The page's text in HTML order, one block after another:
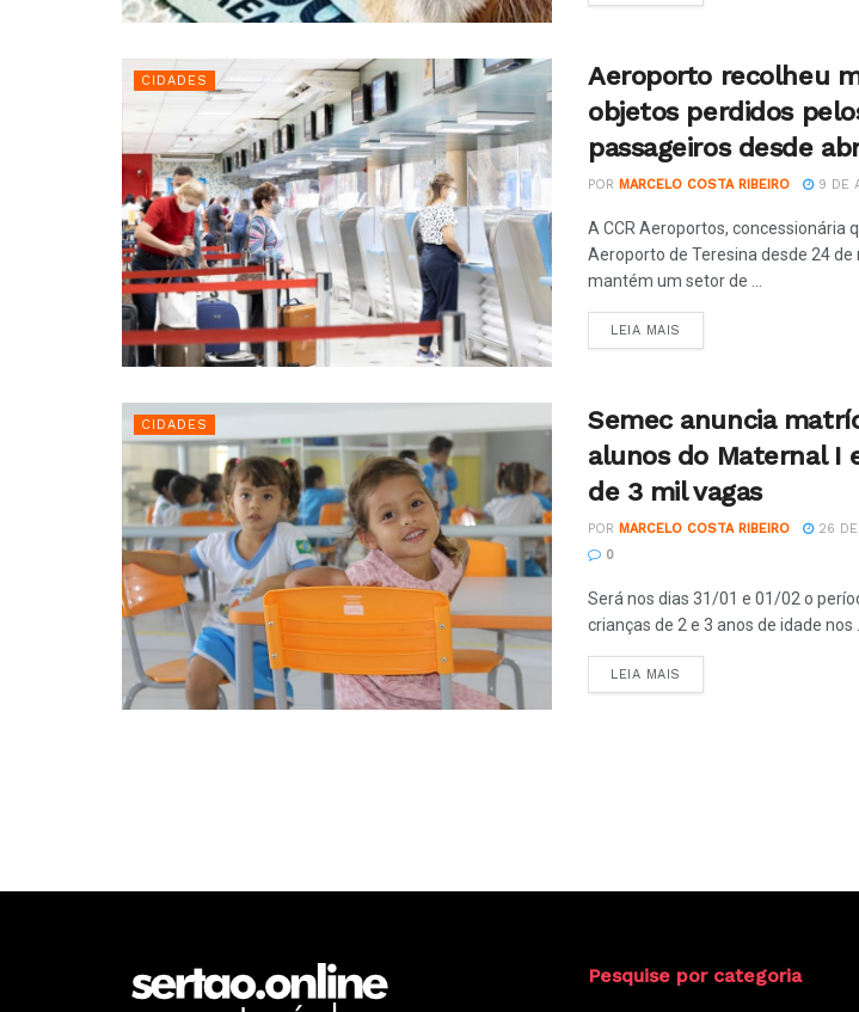
CIDADES
Aeroporto recolheu
objetos perdidos
passageiros desde
POR MARCELO COSTA RIBEIRO 9 DE
A CCR Aeroportos, concessionária
Aeroporto de Teresina desde 24 de
mantém um setor de ...
LEIA MAIS
CIDADES
Semec anuncia
alunos do Maternal I
de 3 mil vagas
POR MARCELO COSTA RIBEIRO
26 DE
0
Será nos dias 31/01 e 01/02 o
crianças de 2 e 3 anos de idade nos ...
LEIA MAIS
Pesquise por categoria